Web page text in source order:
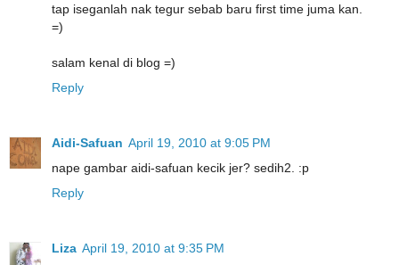
tap iseganlah nak tegur sebab baru first time juma kan.
=)
salam kenal di blog =)
Reply
Aidi-Safuan April 19, 2010 at 9:05 PM
nape gambar aidi-safuan kecik jer? sedih2. :p
Reply
Liza April 19, 2010 at 9:35 PM